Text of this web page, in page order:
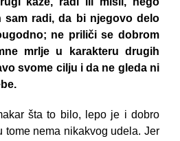
radi, da bi njegovo delo
ne priliči se dobrom
mrlje u karakteru drugih
svome cilju i da ne gleda ni
šta to bilo, lepo je i dobro
tome nema nikakvog udela. Jer